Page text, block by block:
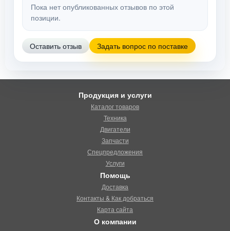
Пока нет опубликованных отзывов по этой
позиции.
Оставить отзыв Задать вопрос по поставке
Продукция и услуги
Каталог товаров
Техника
Двигатели
Запчасти
Спецпредложения
Услуги
Помощь
Доставка
Контакты & Как добраться
Карта сайта
О компании